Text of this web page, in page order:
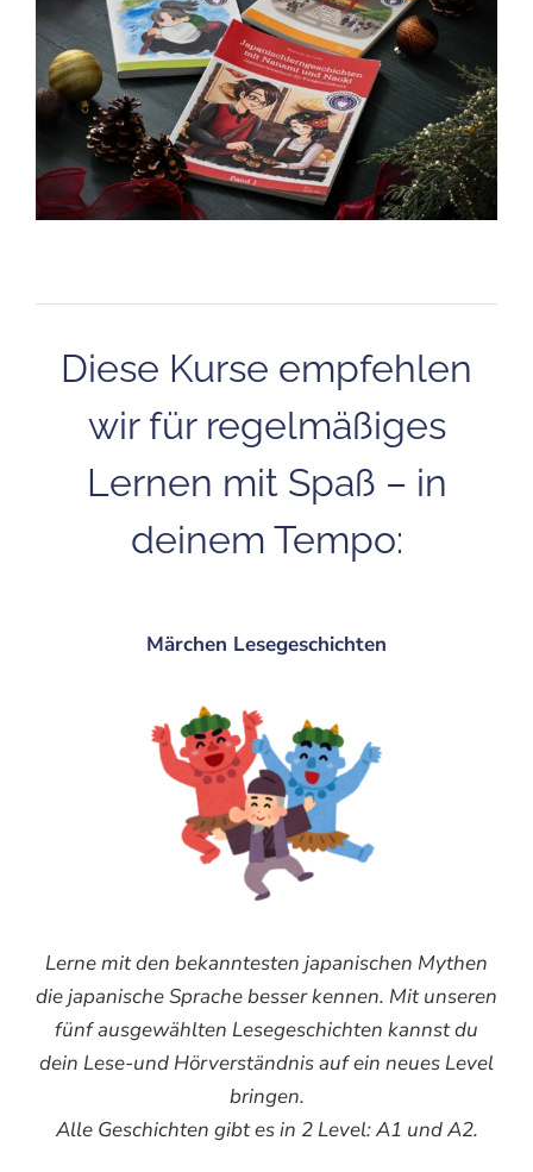
Diese Kurse empfehlen
wir für regelmäßiges
Lernen mit Spaß – in
deinem Tempo:
Märchen Lesegeschichten
Lerne mit den bekanntesten japanischen Mythen
die japanische Sprache besser kennen. Mit unseren
fünf ausgewählten Lesegeschichten kannst du
dein Lese-und Hörverständnis auf ein neues Level
bringen.
Alle Geschichten gibt es in 2 Level: A1 und A2.